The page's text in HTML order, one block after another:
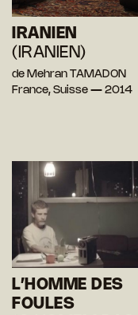
IRANIEN
(IRANIEN)
de Mehran TAMADON
France, Suisse — 2014
L’HOMME DES
FOULES